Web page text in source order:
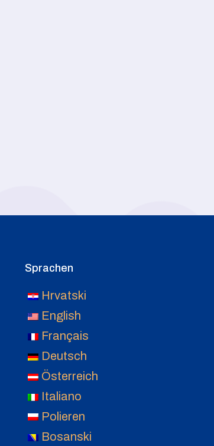
Sprachen
Hrvatski
English
Français
Deutsch
Österreich
Italiano
Polieren
Bosanski